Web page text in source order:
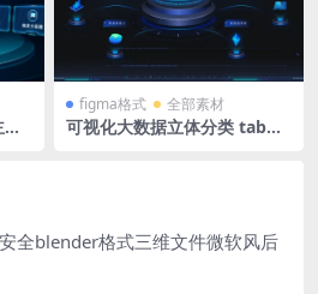
figma格式 全部素材
可视化大数据立体分类 tab入
全blender格式三维文件微软风后